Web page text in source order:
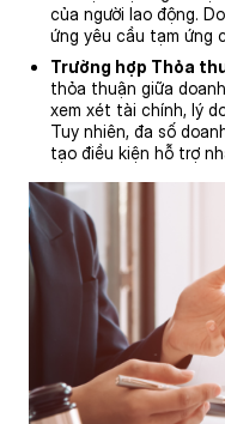
của người lao động.
ứng yêu cầu tạm ứng
Trường hợp Thỏa
thỏa thuận giữa
xem xét tài chính, lý
Tuy nhiên, đa số
tạo điều kiện hỗ trợ